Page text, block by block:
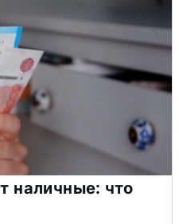
наличные: что